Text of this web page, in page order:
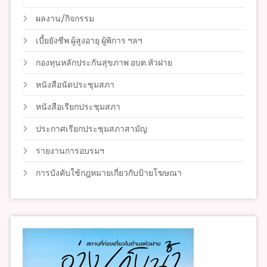
ผลงาน/กิจกรรม
เบี้ยยังชีพ ผู้สูงอายุ ผู้พิการ ฯลฯ
กองทุนหลักประกันสุขภาพ อบต.หัวฝาย
หนังสือนัดประชุมสภา
หนังสือเรียกประชุมสภา
ประกาศเรียกประชุมสภาสามัญ
รายงานการอบรมฯ
การบังคับใช้กฎหมายเกี่ยวกับป้ายโฆษณา